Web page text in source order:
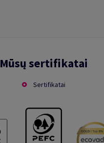
Mūsų sertifikatai
Sertifikatai